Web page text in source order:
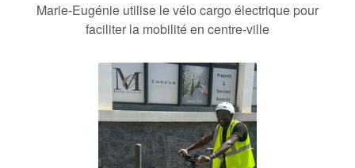
Marie-Eugénie utilise le vélo cargo électrique pour
faciliter la mobilité en centre-ville